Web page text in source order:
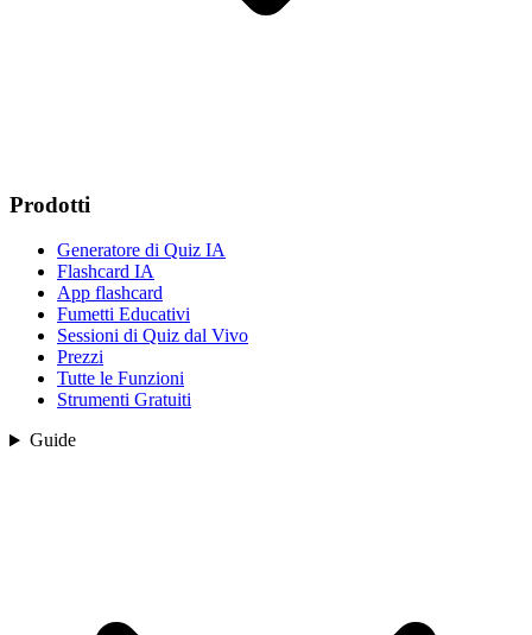
Prodotti
Generatore di Quiz IA
Flashcard IA
App flashcard
Fumetti Educativi
Sessioni di Quiz dal Vivo
Prezzi
Tutte le Funzioni
Strumenti Gratuiti
Guide